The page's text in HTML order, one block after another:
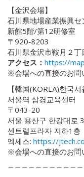
【金沢会場】
石川県地場産業振興セ
新館5階/第12研修室
〒920-8203
石川県金沢市鞍月２丁
アクセス： https://
※会場への直接のお問
【韓国(KOREA)한국서
서울역 삼경교육센터
〒043-20
서울 용산구 한강대로
센트럴프라자 지하1층
엑세스: https://
※会場への直接のお問